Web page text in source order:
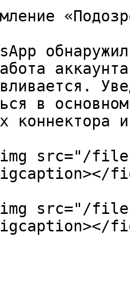
в
коннектора
src="/files/
src="/files/